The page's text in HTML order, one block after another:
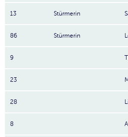
13 Stürmerin
86 Stürmerin
9
23
28
8